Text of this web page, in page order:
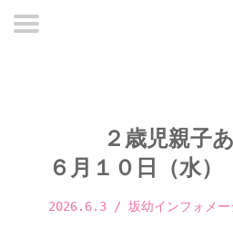
２歳児親子
６月１０日（水）
2026.6.3 / 坂幼インフォメー